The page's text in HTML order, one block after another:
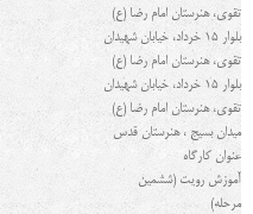
تقوی، هنرستان امام رضا (ع)
بلوار ۱۵ خرداد، خیابان شهیدان
تقوی، هنرستان امام رضا (ع)
بلوار ۱۵ خرداد، خیابان شهیدان
تقوی، هنرستان امام رضا (ع)
میدان بسیج ، هنرستان قدس
عنوان کارگاه
آموزش رویت (ششمین
مرحله)